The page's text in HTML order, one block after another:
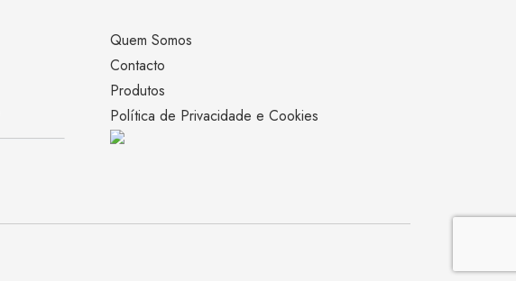
Quem Somos
Contacto
Produtos
Política de Privacidade e Cookies